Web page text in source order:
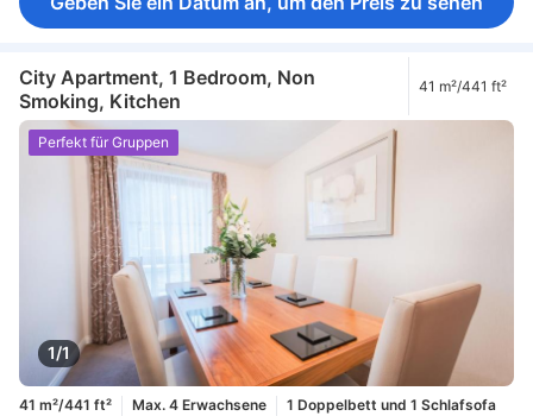
City Apartment, 1 Bedroom, Non
Smoking, Kitchen
41 m²/441 ft²
1/1
Perfekt für Gruppen
41 m²/441 ft² Max. 4 Erwachsene
1 Doppelbett und 1 Schlafsofa